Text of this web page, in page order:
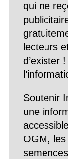
qui ne
lecteurs
d’exister
Soutenir
une
OGM, les